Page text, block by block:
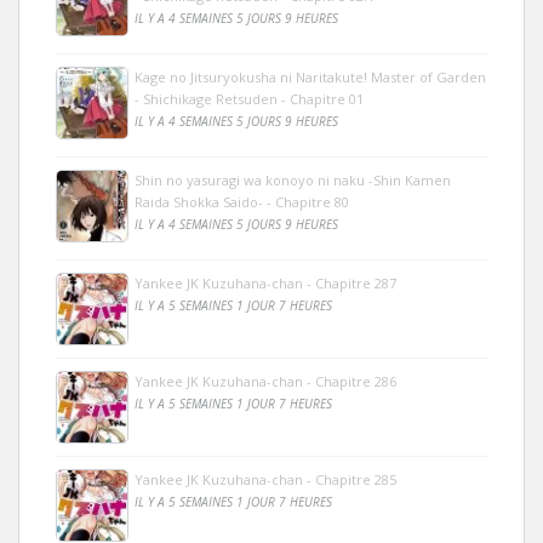
IL Y A 4 SEMAINES 5 JOURS 9 HEURES
Kage no Jitsuryokusha ni Naritakute! Master of Garden
- Shichikage Retsuden - Chapitre 01
IL Y A 4 SEMAINES 5 JOURS 9 HEURES
Shin no yasuragi wa konoyo ni naku -Shin Kamen
Raida Shokka Saido- - Chapitre 80
IL Y A 4 SEMAINES 5 JOURS 9 HEURES
Yankee JK Kuzuhana-chan - Chapitre 287
IL Y A 5 SEMAINES 1 JOUR 7 HEURES
Yankee JK Kuzuhana-chan - Chapitre 286
IL Y A 5 SEMAINES 1 JOUR 7 HEURES
Yankee JK Kuzuhana-chan - Chapitre 285
IL Y A 5 SEMAINES 1 JOUR 7 HEURES